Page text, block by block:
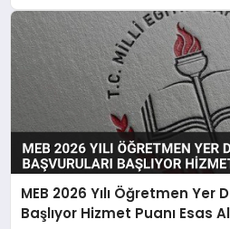
MEB 2026 Yılı Öğretmen Yer
Başlıyor Hizmet Puanı Esas